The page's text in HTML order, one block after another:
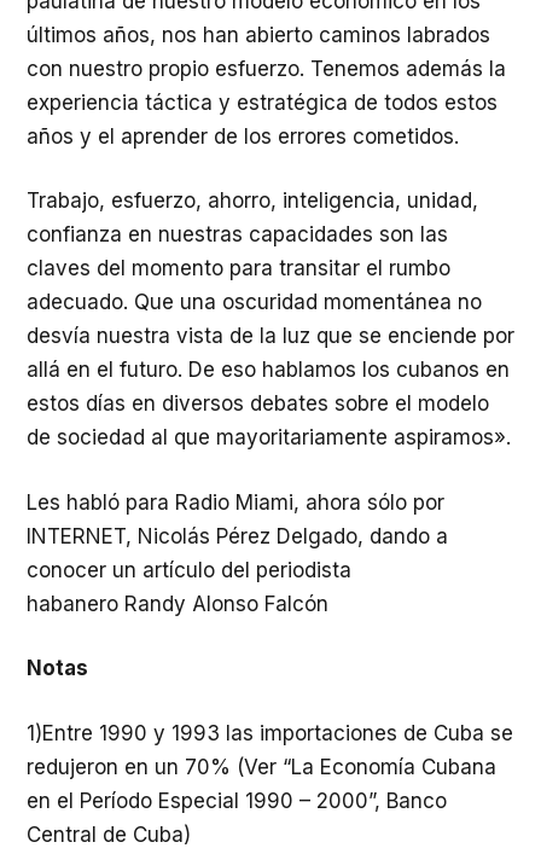
últimos años, nos han abierto caminos labrados
con nuestro propio esfuerzo. Tenemos además la
experiencia táctica y estratégica de todos estos
años y el aprender de los errores cometidos.
Trabajo, esfuerzo, ahorro, inteligencia, unidad,
confianza en nuestras capacidades son las
claves del momento para transitar el rumbo
adecuado. Que una oscuridad momentánea no
desvía nuestra vista de la luz que se enciende por
allá en el futuro. De eso hablamos los cubanos en
estos días en diversos debates sobre el modelo
de sociedad al que mayoritariamente aspiramos».
Les habló para Radio Miami, ahora sólo por
INTERNET, Nicolás Pérez Delgado, dando a
conocer un artículo del periodista
habanero Randy Alonso Falcón
Notas
1)Entre 1990 y 1993 las importaciones de Cuba se
redujeron en un 70% (Ver “La Economía Cubana
en el Período Especial 1990 – 2000”, Banco
Central de Cuba)